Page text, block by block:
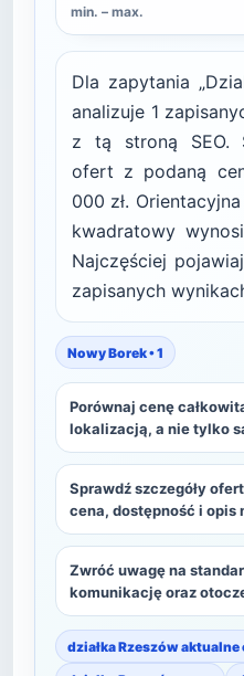
min. – max.
Dla zapytania
analizuje 1
z tą stroną SEO.
ofert z podaną
000 zł.
kwadratowy
Najczęściej
zapisanych
Nowy Borek • 1
Porównaj cenę
lokalizacją, a nie tylko
Sprawdź szczegóły
cena, dostępność i opis
Zwróć uwagę na
komunikację oraz
działka Rzeszów